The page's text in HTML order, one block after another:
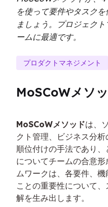
を使って要件やタスク
ましょう。プロジェク
ームに最適です。
プロダクトマネジメント
MoSCoWメソ
MoSCoWメソッドは、
クト管理、ビジネス分
順位付けの手法であり
についてチームの合意
ムワークは、各要件、
ことの重要性について
解を生み出します。